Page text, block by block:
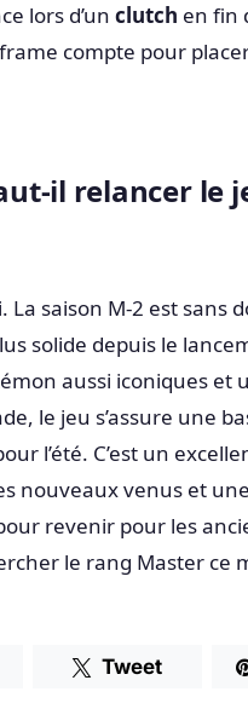
lors d’un clutch en fin
compte pour
il relancer le
La saison M-2 est sans
solide depuis le
aussi iconiques et
le jeu s’assure une
l’été. C’est un
nouveaux venus et
revenir pour les
le rang Master ce
Tweet